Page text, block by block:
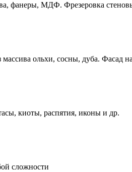
фанеры, МДФ. Фрезеровка
ольхи, сосны, дуба. Фасад
киоты, распятия, иконы и др.
сложности